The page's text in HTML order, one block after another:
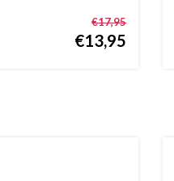
€17,95
€13,95